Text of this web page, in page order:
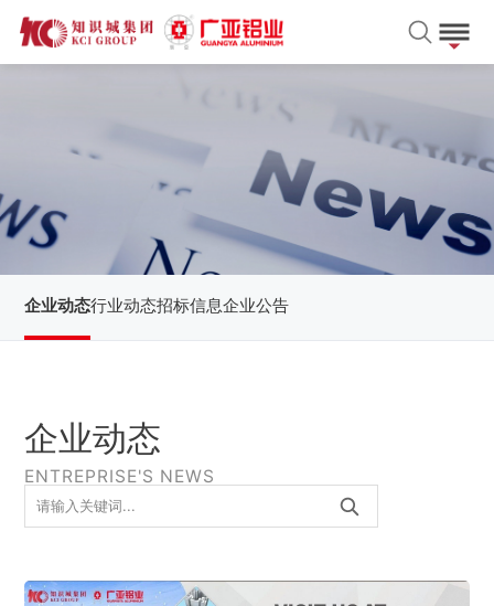
企业动态行业动态招标信息企业公告
企业动态
ENTREPRISE'S NEWS